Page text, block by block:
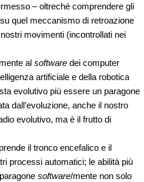
– oltreché comprendere gli
quel meccanismo di retroazione
movimenti (incontrollati nei
al software dei computer
artificiale e della robotica
evolutivo più essere un paragone
dall’evoluzione, anche il nostro
evolutivo, ma è il frutto di
il tronco encefalico e il
processi automatici; le abilità più
software/mente non solo